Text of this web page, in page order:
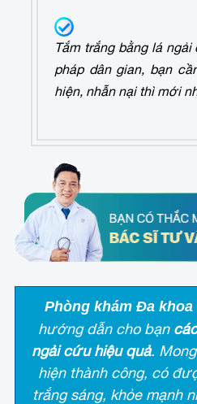
Tắm trắng bằng lá
pháp dân gian, bạn
hiện, nhẫn nại thì mới
Phòng khám Đa
hướng dẫn cho bạn
ngải cứu hiệu quả.
hiện thành công, có
trắng sáng, khỏe mạnh